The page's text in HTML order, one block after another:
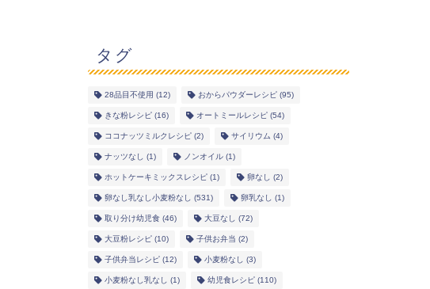
タグ
28品目不使用 (12) おからパウダーレシピ(95)
きな粉レシピ(16) オートミールレシピ(54)
ココナッツミルクレシピ(2) サイリウム (4)
ナッツなし (1) ノンオイル(1)
ホットケーキミックスレシピ(1) 卵なし (2)
卵なし乳なし小麦粉なし (531) 卵乳なし (1)
取り分け幼児食(46) 大豆なし (72)
大豆粉レシピ(10) 子供お弁当 (2)
子供弁当レシピ(12) 小麦粉なし (3)
小麦粉なし乳なし (1) 幼児食レシピ(110)